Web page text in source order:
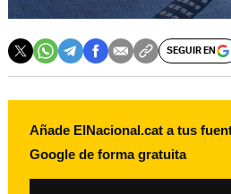
SEGUIR EN
Añade ElNacional.cat a tus
Google de forma gratuita